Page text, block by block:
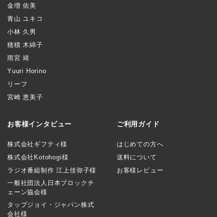
金増 佑美
青山 ユキコ
小林 久男
穂積 木綿子
雨宮 靖
Yuuri Horino
リーフ
宮崎 恵美子
お客様インタビュー
株式会社ギフティ様
株式会社Kotohogi様
ラジオ番組制作 江上佳弥子様
一般社団法人日本ブロックチ
ェーン協会様
タップジョイ・ジャパン株式
会社様
ご利用ガイド
はじめての方へ
送料について
お客様レビュー